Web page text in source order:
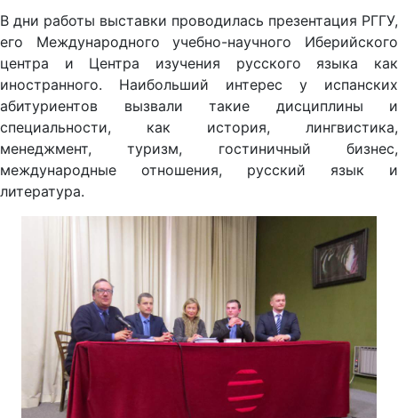
В дни работы выставки проводилась презентация РГГУ,
его Международного учебно-научного Иберийского
центра и Центра изучения русского языка как
иностранного. Наибольший интерес у испанских
абитуриентов вызвали такие дисциплины и
специальности, как история, лингвистика,
менеджмент, туризм, гостиничный бизнес,
международные отношения, русский язык и
литература.